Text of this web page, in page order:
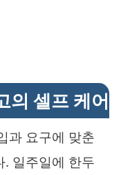
의 셀프 케어
과 요구에 맞춘
. 일주일에 한두